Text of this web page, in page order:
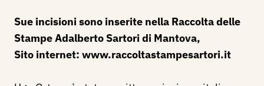
Sue incisioni sono inserite nella Raccolta delle
Stampe Adalberto Sartori di Mantova,
Sito internet: www.raccoltastampesartori.it